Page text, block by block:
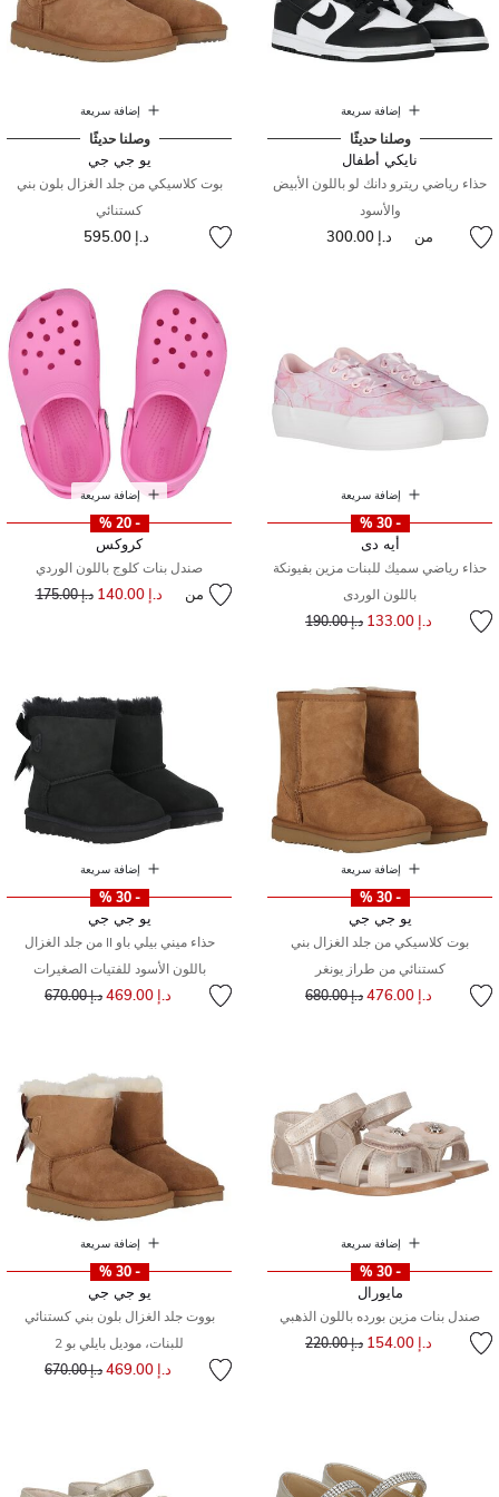
إضافة سريعة
وصلنا حديثًا
نايكي أطفال
حذاء رياضي ريترو دانك لو باللون الأبيض
والأسود
من د.إ 300.00
إضافة سريعة
وصلنا حديثًا
يو جي جي
بوت كلاسيكي من جلد الغزال بلون بني
كستنائي
د.إ 595.00
إضافة سريعة
- 30 %
أيه دى
حذاء رياضي سميك للبنات مزين بفيونكة
باللون الوردى
د.إ 133.00 سعر مخفض مند.إ 190.00
إضافة سريعة
- 20 %
كروكس
صندل بنات كلوج باللون الوردي
من د.إ 140.00 سعر مخفض من
د.إ 175.00 إلى
إضافة سريعة
- 30 %
يو جي جي
بوت كلاسيكي من جلد الغزال بني
كستنائي من طراز يونغر
د.إ 476.00 سعر مخفض مند.إ 680.00
إضافة سريعة
- 30 %
يو جي جي
حذاء ميني بيلي باو II من جلد الغزال
باللون الأسود للفتيات الصغيرات
د.إ 469.00 سعر مخفض من
د.إ 670.00 إلى
إضافة سريعة
- 30 %
مايورال
صندل بنات مزين بورده باللون الذهبي
د.إ 154.00 سعر مخفض مند.إ 220.00
إضافة سريعة
- 30 %
يو جي جي
بووت جلد الغزال بلون بني كستنائي
للبنات، موديل بايلي بو 2
د.إ 469.00 سعر مخفض من
د.إ 670.00 إلى